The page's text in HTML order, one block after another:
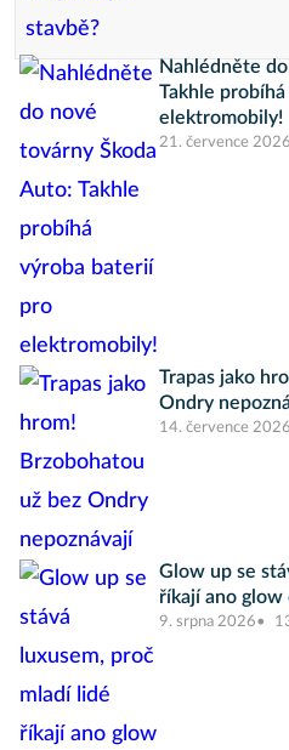
Nahlédněte
Takhle
elektromobily!
21. července 2026
Trapas jako
Ondry
14. července 2026
Glow up se
říkají ano glow
9. srpna 2026